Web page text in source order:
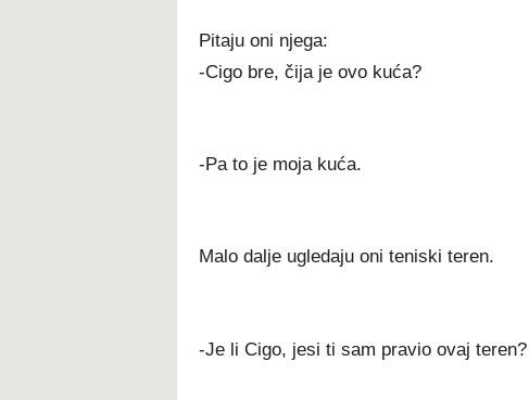
Pitaju oni njega:
-Cigo bre, čija je ovo kuća?
-Pa to je moja kuća.
Malo dalje ugledaju oni teniski teren.
-Je li Cigo, jesi ti sam pravio ovaj teren?